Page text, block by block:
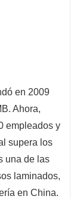
en 2009
Ahora,
empleados y
supera los
una de las
laminados,
en China.